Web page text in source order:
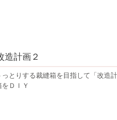
造計画２
とりする裁縫箱を目指して「改造
ＤＩＹ